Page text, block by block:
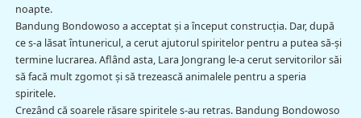
noapte.
Bandung Bondowoso a acceptat şi a început construcția. Dar, după
ce s-a lăsat întunericul, a cerut ajutorul spiritelor pentru a putea să-şi
termine lucrarea. Aflând asta, Lara Jongrang le-a cerut servitorilor săi
să facă mult zgomot și să trezească animalele pentru a speria
spiritele.
Crezând că soarele răsare spiritele s-au retras. Bandung Bondowoso